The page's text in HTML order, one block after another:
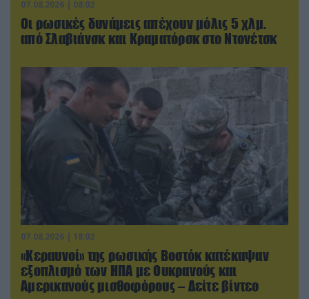
07.08.2026 | 08:02
Οι ρωσικές δυνάμεις απέχουν μόλις 5 χλμ.
από Σλαβιάνσκ και Κραματόρσκ στο Ντονέτσκ
07.08.2026 | 18:02
«Κεραυνοί» της ρωσικής Βοστόκ κατέκαψαν
εξοπλισμό των ΗΠΑ με Ουκρανούς και
Αμερικανούς μισθοφόρους – Δείτε βίντεο